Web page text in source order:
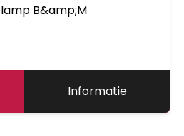
B&amp;M
Informatie